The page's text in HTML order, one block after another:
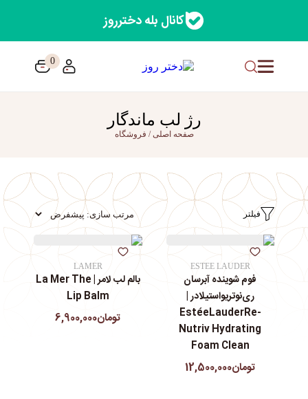
کانال بله دخترروز
0
رژ لب ماندگار
صفحه اصلی/ فروشگاه
فیلتر
ESTEE LAUDER
فوم شوینده آبرسان
ری‌نوتریواستیلادر |
EstéeLauderRe-
Nutriv Hydrating
Foam Clean
تومان12,500,000
LAMER
بالم لب لامر | La Mer The
Lip Balm
تومان6,900,000